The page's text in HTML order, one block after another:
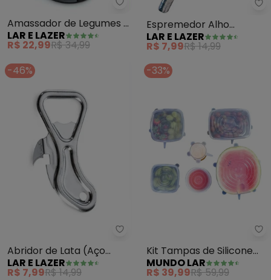
Lar e Lazer - Amassador de
Amassador de Legumes 1
Peça
LAR E LAZER
R$ 22,99R$ 34,99
Espremedor Alho
Culinário 5 em 1
LAR E LAZER
R$ 7,99R$ 14,99
-46%
Lar e Lazer - Abridor de Lata
Abridor de Lata (Aço
Inox) 1 Peça
LAR E LAZER
R$ 7,99R$ 14,99
-33%
Kit Tampas de Silicone
(Transparente) 6 Peças
MUNDO LAR
R$ 39,99R$ 59,99